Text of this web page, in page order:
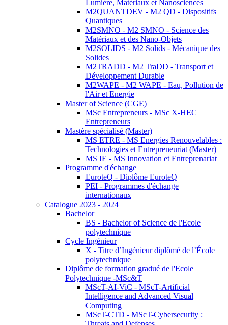
Lumière, Matériaux et Nanosciences
M2QUANTDEV - M2 QD - Dispositifs
Quantiques
M2SMNO - M2 SMNO - Science des
Matériaux et des Nano-Objets
M2SOLIDS - M2 Solids - Mécanique des
Solides
M2TRADD - M2 TraDD - Transport et
Développement Durable
M2WAPE - M2 WAPE - Eau, Pollution de
l'Air et Energie
Master of Science (CGE)
MSc Entrepreneurs - MSc X-HEC
Entrepreneurs
Mastère spécialisé (Master)
MS ETRE - MS Energies Renouvelables :
Technologies et Entrepreneuriat (Master)
MS IE - MS Innovation et Entreprenariat
Programme d'échange
EuroteQ - Diplôme EuroteQ
PEI - Programmes d'échange
internationaux
Catalogue 2023 - 2024
Bachelor
BS - Bachelor of Science de l'Ecole
polytechnique
Cycle Ingénieur
X - Titre d’Ingénieur diplômé de l’École
polytechnique
Diplôme de formation gradué de l'Ecole
Polytechnique -MSc&T
MScT-AI-ViC - MScT-Artificial
Intelligence and Advanced Visual
Computing
MScT-CTD - MScT-Cybersecurity :